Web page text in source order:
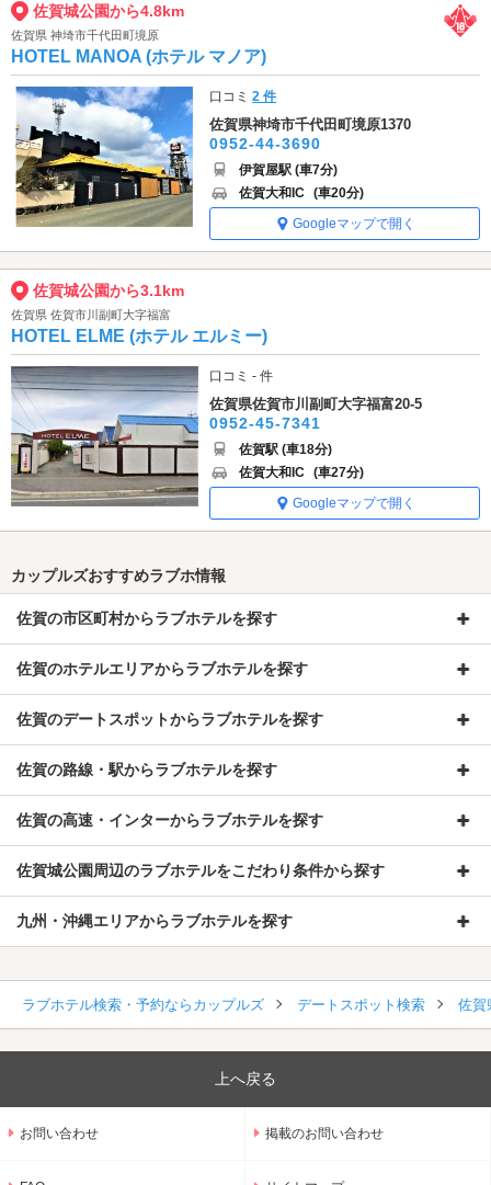
佐賀城公園から4.8km
佐賀県 神埼市千代田町境原
HOTEL MANOA (ホテル マノア)
口コミ2 件
佐賀県神埼市千代田町境原1370
0952-44-3690
伊賀屋駅 (車7分)
佐賀大和IC (車20分)
Googleマップで開く
佐賀城公園から3.1km
佐賀県 佐賀市川副町大字福富
HOTEL ELME (ホテル エルミー)
口コミ - 件
佐賀県佐賀市川副町大字福富20-5
0952-45-7341
佐賀駅 (車18分)
佐賀大和IC (車27分)
Googleマップで開く
カップルズおすすめラブホ情報
佐賀の市区町村からラブホテルを探す
佐賀のホテルエリアからラブホテルを探す
佐賀のデートスポットからラブホテルを探す
佐賀の路線・駅からラブホテルを探す
佐賀の高速・インターからラブホテルを探す
佐賀城公園周辺のラブホテルをこだわり条件から探す
九州・沖縄エリアからラブホテルを探す
ラブホテル検索・予約ならカップルズ デートスポット検索 佐賀
上へ戻る
お問い合わせ 掲載のお問い合わせ